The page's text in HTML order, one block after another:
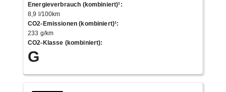
Energieverbrauch (kombiniert)¹:
8,9 l/100km
CO2-Emissionen (kombiniert)¹:
233 g/km
CO2-Klasse (kombiniert):
G